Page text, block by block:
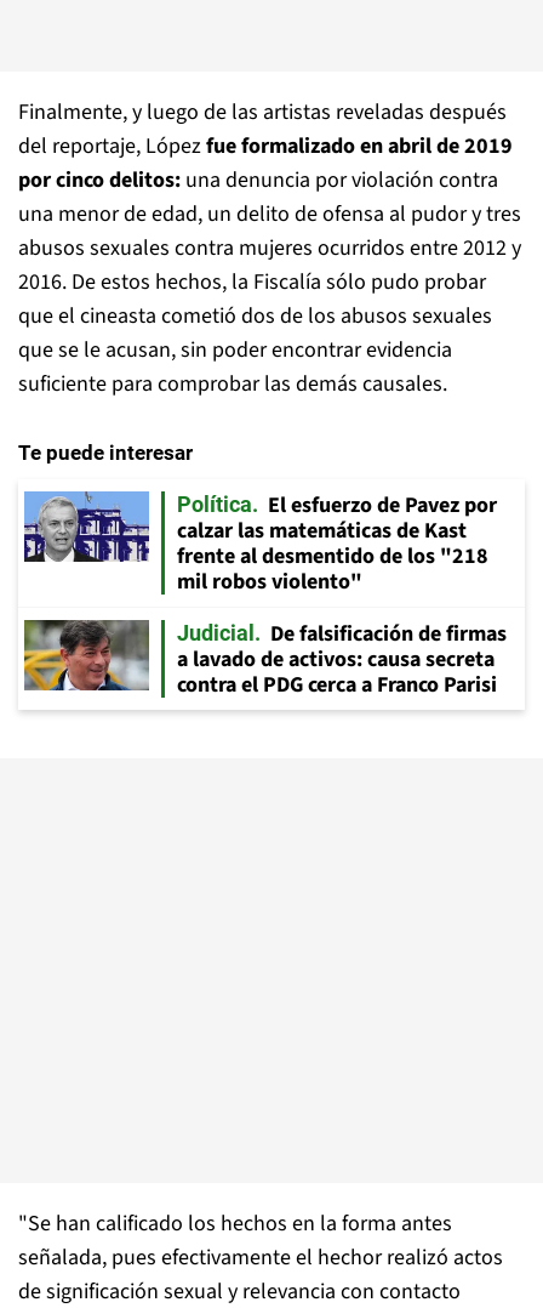
Finalmente, y luego de las artistas reveladas después
del reportaje, Lópezfue formalizado en abril de 2019
por cinco delitos: una denuncia por violación contra
una menor de edad, un delito de ofensa al pudor y tres
abusos sexuales contra mujeres ocurridos entre 2012 y
2016. De estos hechos, la Fiscalía sólo pudo probar
que el cineasta cometió dos de los abusos sexuales
que se le acusan, sin poder encontrar evidencia
suficiente para comprobar las demás causales.
Te puede interesar
Política
El esfuerzo de Pavez por
calzar las matemáticas de Kast
frente al desmentido de los "218
mil robos violento"
Judicial
De falsificación de firmas
a lavado de activos: causa secreta
contra el PDG cerca a Franco Parisi
"Se han calificado los hechos en la forma antes
señalada, pues efectivamente el hechor realizó actos
de significación sexual y relevancia con contacto